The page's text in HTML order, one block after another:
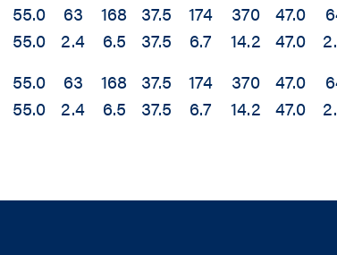
55.0
55.0
63
2.4
168
6.5
37.5
37.5
174
6.7
370
14.2
47.0
47.0
55.0
55.0
63
2.4
168
6.5
37.5
37.5
174
6.7
370
14.2
47.0
47.0